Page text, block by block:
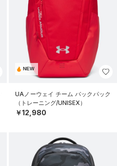
NEW
UAノーウェイ チーム バックパック
（トレーニング/UNISEX）
￥12,980